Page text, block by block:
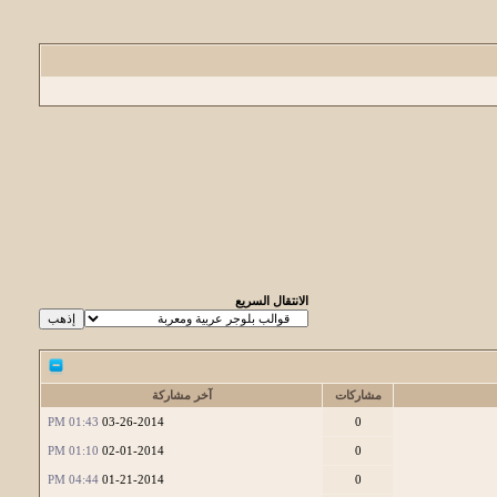
الانتقال السريع
مشاركات
آخر مشاركة
0
03-26-2014
01:43 PM
0
02-01-2014
01:10 PM
0
01-21-2014
04:44 PM